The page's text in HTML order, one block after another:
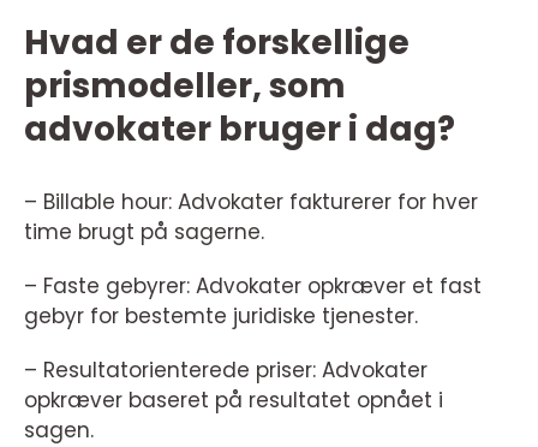
Hvad er de forskellige
prismodeller, som
advokater bruger i dag?
– Billable hour: Advokater fakturerer for hver
time brugt på sagerne.
– Faste gebyrer: Advokater opkræver et fast
gebyr for bestemte juridiske tjenester.
– Resultatorienterede priser: Advokater
opkræver baseret på resultatet opnået i
sagen.